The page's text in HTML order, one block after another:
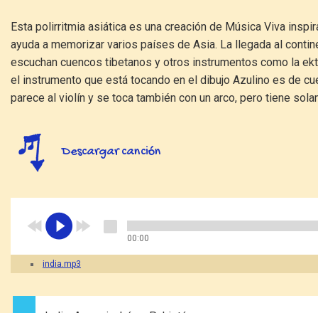
Esta polirritmia asiática es una creación de Música Viva
ayuda a memorizar varios países de Asia. La llegada al
escuchan cuencos tibetanos y otros instrumentos como la
el instrumento que está tocando en el dibujo Azulino es de
parece al violín y se toca también con un arco, pero tiene
Descargar canción
00:00
india.mp3